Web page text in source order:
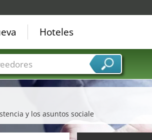
y los asuntos sociale
Hoteles
de proveedor de servicios